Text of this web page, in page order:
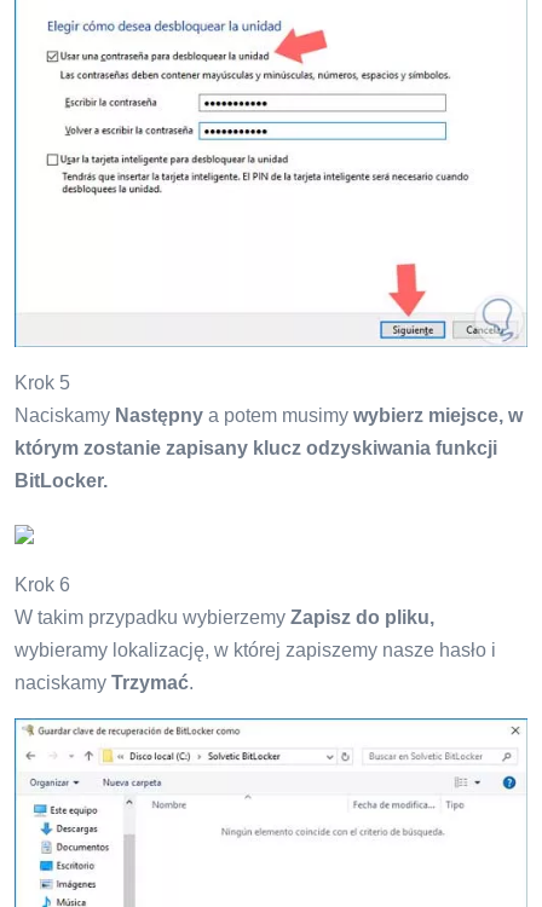
Krok 5
Naciskamy Następny a potem musimy wybierz miejsce, w
którym zostanie zapisany klucz odzyskiwania funkcji
BitLocker.
Krok 6
W takim przypadku wybierzemy Zapisz do pliku,
wybieramy lokalizację, w której zapiszemy nasze hasło i
naciskamy Trzymać.